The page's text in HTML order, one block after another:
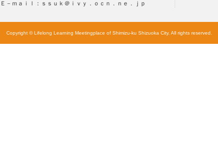
Ｅ－ｍａｉｌ：ｓｓｕｋ＠ｉｖｙ．ｏｃｎ．ｎｅ．ｊｐ
Copyright © Lifelong Learning Meetingplace of Shimizu-ku Shizuoka City. All rights reserved.